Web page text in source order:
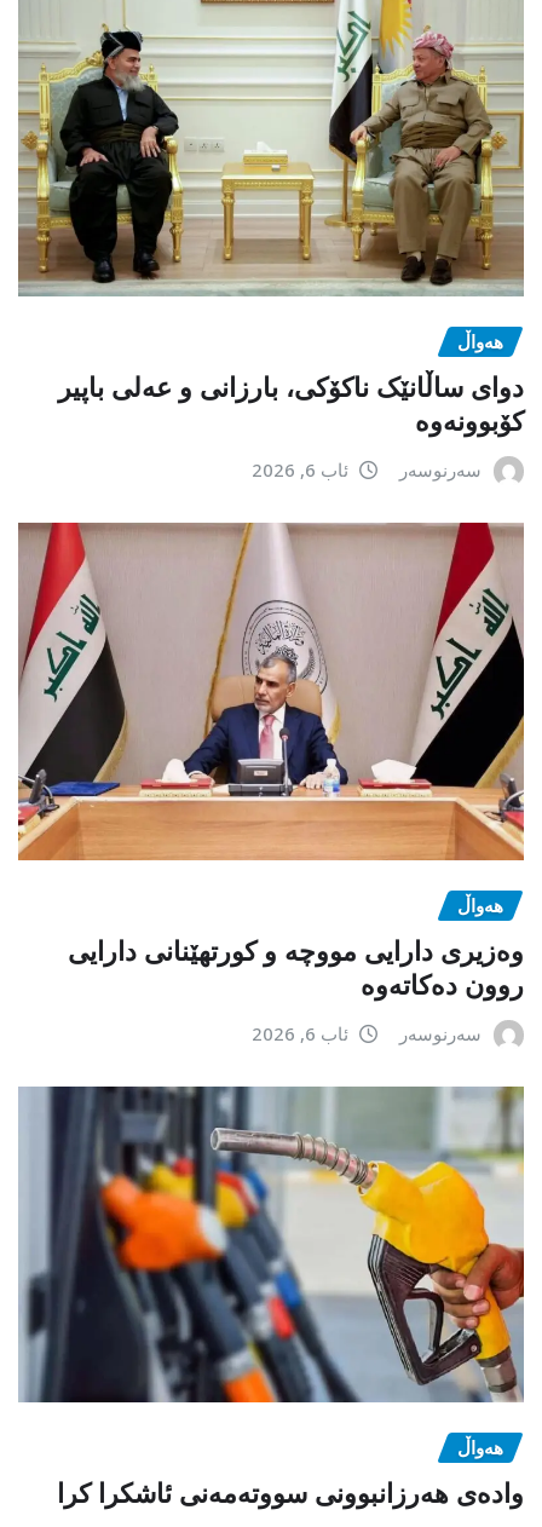
هەواڵ
دوای ساڵانێک ناکۆکی، بارزانی و عەلی باپیر
کۆبوونەوە
سەرنوسەر ئاب 6, 2026
هەواڵ
وەزیری دارایی مووچە و کورتهێنانی دارایی
روون دەکاتەوە
سەرنوسەر ئاب 6, 2026
هەواڵ
وادەی هەرزانبوونی سووتەمەنی ئاشکرا کرا